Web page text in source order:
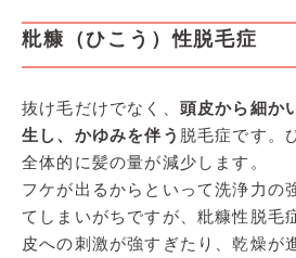
粃糠（ひこう）性脱毛症
抜け毛だけでなく、 頭皮から細か
生し、かゆみを伴う 脱毛症です。
全体的に髪の量が減少します。
フケが出るからといって洗浄力の
てしまいがちですが、粃糠性脱毛
皮への刺激が強すぎたり、乾燥が